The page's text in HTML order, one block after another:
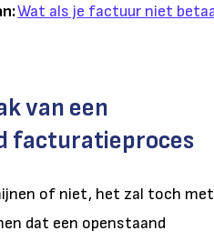
Wat als je factuur niet
van een
facturatieproces
of niet, het zal toch met
dat een openstaand